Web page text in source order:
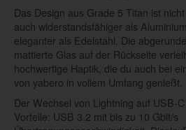
Das Design aus Grade 5 Titan ist
auch widerstandsfähiger als
eleganter als Edelstahl. Die
mattierte Glas auf der Rückseite
hochwertige Haptik, die du auch bei
von yabero in vollem Umfang genießt.
Der Wechsel von Lightning auf USB-
Vorteile: USB 3.2 mit bis zu 10 Gbit/s